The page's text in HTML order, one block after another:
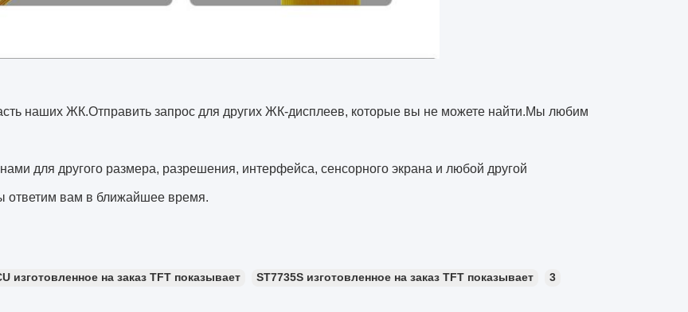
наших ЖК.Отправить запрос для других ЖК-дисплеев, которые вы не можете найти.Мы любим
для другого размера, разрешения, интерфейса, сенсорного экрана и любой другой
ответим вам в ближайшее время.
изготовленное на заказ TFT показывает ST7735S изготовленное на заказ TFT показывает 3